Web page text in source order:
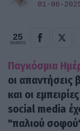
01-06-
25
SHARES
Παγκόσμια
οι απαντήσεις
και οι
social media
"παλιού